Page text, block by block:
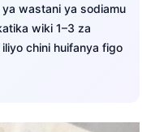
wastani ya sodiamu
wiki 1–3 za
chini huifanya figo